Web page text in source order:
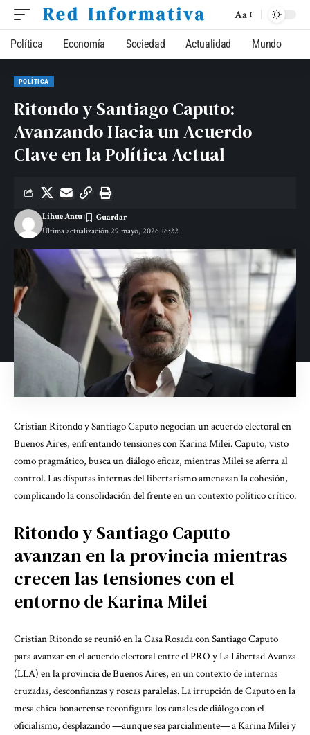
Aa
Política Economía Sociedad Actualidad Mundo
POLÍTICA
Ritondo y Santiago Caputo:
Avanzando Hacia un Acuerdo
Clave en la Política Actual
Última actualización 29 mayo, 2026 16:22
Lihue Antu
Cristian Ritondo y Santiago Caputo negocian un acuerdo electoral en
Buenos Aires, enfrentando tensiones con Karina Milei. Caputo, visto
como pragmático, busca un diálogo eficaz, mientras Milei se aferra al
control. Las disputas internas del libertarismo amenazan la cohesión,
complicando la consolidación del frente en un contexto político crítico.
Ritondo y Santiago Caputo
avanzan en la provincia mientras
crecen las tensiones con el
entorno de Karina Milei
Cristian Ritondo se reunió en la Casa Rosada con Santiago Caputo
para avanzar en el acuerdo electoral entre el PRO y La Libertad Avanza
(LLA) en la provincia de Buenos Aires, en un contexto de internas
cruzadas, desconfianzas y roscas paralelas. La irrupción de Caputo en la
mesa chica bonaerense reconfigura los canales de diálogo con el
oficialismo, desplazando —aunque sea parcialmente— a Karina Milei y